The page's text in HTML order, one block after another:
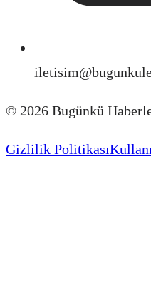
© 2026 Bugünkü
Gizlilik Politikası